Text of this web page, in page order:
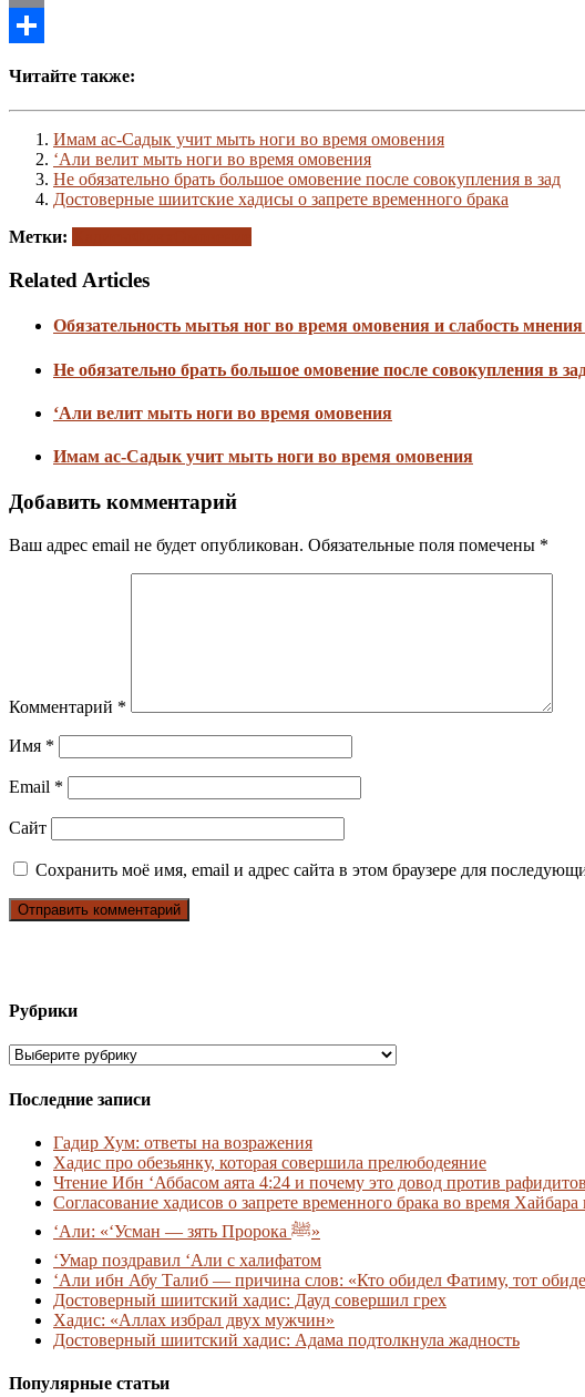
Email
Читайте также:
Имам ас-Садык учит мыть ноги во время омовения
‘Али велит мыть ноги во время омовения
Не обязательно брать большое омовение после совокупления в зад
Достоверные шиитские хадисы о запрете временного брака
Метки:
Related Articles
Обязательность мытья ног во время омовения и слабость
Не обязательно брать большое омовение после совокупления в
‘Али велит мыть ноги во время омовения
Имам ас-Садык учит мыть ноги во время омовения
Добавить комментарий
Ваш адрес email не будет опубликован. Обязательные поля помечены *
Комментарий *
Имя *
Email *
Сайт
Сохранить моё имя, email и адрес сайта в этом браузере для
Рубрики
Рубрики
Последние записи
Гадир Хум: ответы на возражения
Хадис про обезьянку, которая совершила прелюбодеяние
Чтение Ибн ‘Аббасом аята 4:24 и почему это довод против рафидитов
Согласование хадисов о запрете временного брака во время
‘Али: «‘Усман — зять Пророка ﷺ»
‘Умар поздравил ‘Али с халифатом
‘Али ибн Абу Талиб — причина слов: «Кто обидел Фатиму, тот
Достоверный шиитский хадис: Дауд совершил грех
Хадис: «Аллах избрал двух мужчин»
Достоверный шиитский хадис: Адама подтолкнула жадность
Популярные статьи